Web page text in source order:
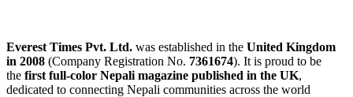
Everest Times Pvt. Ltd. was established in the United Kingdom
in 2008 (Company Registration No. 7361674). It is proud to be
the first full-color Nepali magazine published in the UK,
dedicated to connecting Nepali communities across the world